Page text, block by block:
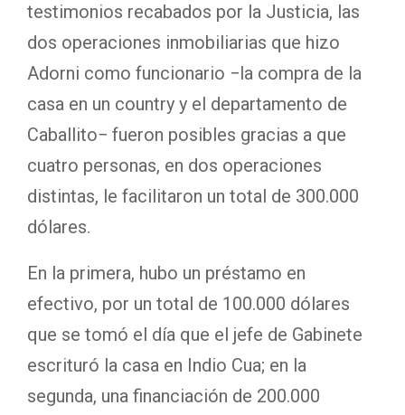
testimonios recabados por la Justicia, las
dos operaciones inmobiliarias que hizo
Adorni como funcionario −la compra de la
casa en un country y el departamento de
Caballito− fueron posibles gracias a que
cuatro personas, en dos operaciones
distintas, le facilitaron un total de 300.000
dólares.
En la primera, hubo un préstamo en
efectivo, por un total de 100.000 dólares
que se tomó el día que el jefe de Gabinete
escrituró la casa en Indio Cua; en la
segunda, una financiación de 200.000